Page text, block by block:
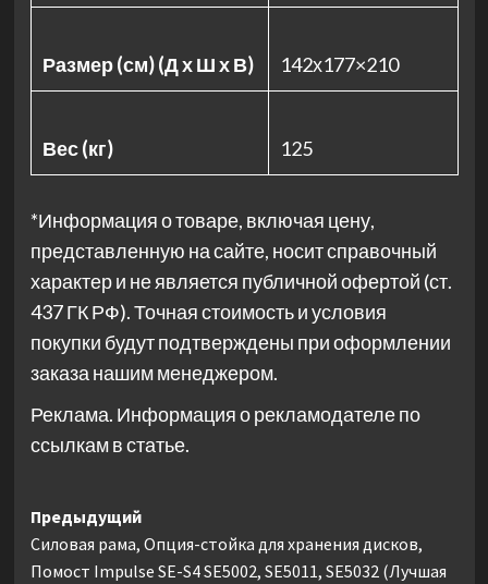
Размер (см) (Д х Ш х В) 142х177×210
Вес (кг) 125
*Информация о товаре, включая цену,
представленную на сайте, носит справочный
характер и не является публичной офертой (ст.
437 ГК РФ). Точная стоимость и условия
покупки будут подтверждены при оформлении
заказа нашим менеджером.
Реклама. Информация о рекламодателе по
ссылкам в статье.
Навигация
записи
Предыдущий
Силовая рама, Опция-стойка для хранения дисков,
Помост Impulse SE-S4 SE5002, SE5011, SE5032 (Лучшая